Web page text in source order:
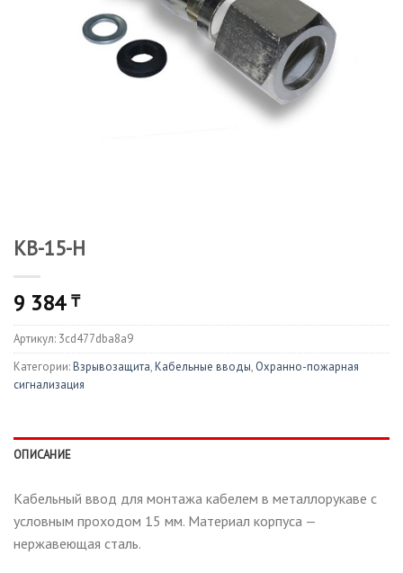
КВ-15-Н
9 384 ₸
Артикул: 3cd477dba8a9
Категории:Взрывозащита,Кабельные вводы, Охранно-пожарная
сигнализация
ОПИСАНИЕ
Кабельный ввод для монтажа кабелем в металлорукаве с
условным проходом 15 мм. Материал корпуса —
нержавеющая сталь.